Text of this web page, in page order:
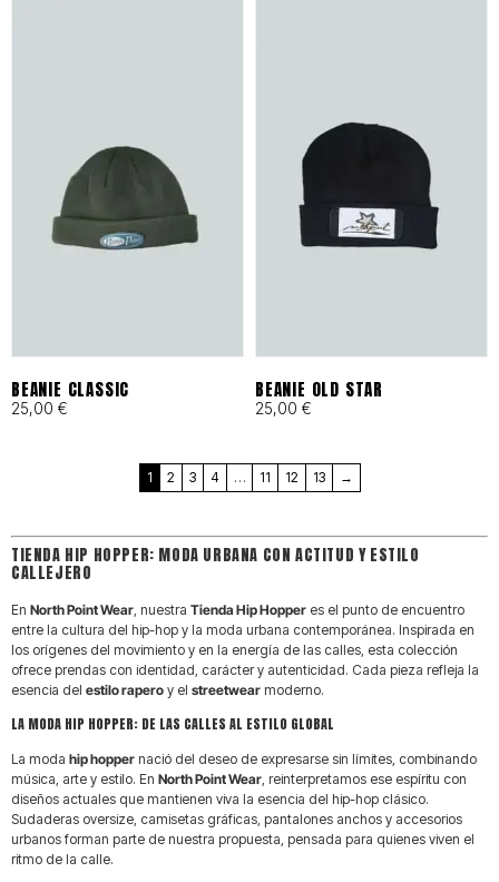
responsable desde 1993.
Cortes Funcionales:
Ergonomía pensada para
skaters, artistas y mentes
MÁS QUE UNA MARCA, UN
MOVIMIENTO
Comprar en North Point es apoyar
una cultura que lleva tres décadas
respirando grafiti, música y deporte
extremo. No seguimos tendencias
vacías; creamos piezas de
Fashiondestinadas a durar años en
tu armario. Explora nuestra
selección y eleva tu rotación diaria
BEANIE CLASSIC
25,00 €
BEANIE OLD STAR
25,00 €
1 2 3 4 … 11 12 13 →
TIENDA HIP HOPPER: MODA URBANA CON ACTITUD Y ESTILO
CALLEJERO
En North Point Wear , nuestra Tienda Hip Hopper es el punto de encuentro
entre la cultura del hip-hop y la moda urbana contemporánea. Inspirada en
los orígenes del movimiento y en la energía de las calles, esta colección
ofrece prendas con identidad, carácter y autenticidad. Cada pieza refleja la
esencia del estilo rapero y el streetwear moderno.
LA MODA HIP HOPPER: DE LAS CALLES AL ESTILO GLOBAL
La moda hip hopper nació del deseo de expresarse sin límites, combinando
música, arte y estilo. En North Point Wear, reinterpretamos ese espíritu con
diseños actuales que mantienen viva la esencia del hip-hop clásico.
Sudaderas oversize, camisetas gráficas, pantalones anchos y accesorios
urbanos forman parte de nuestra propuesta, pensada para quienes viven el
ritmo de la calle.